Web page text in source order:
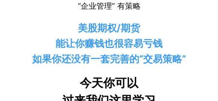
“企业管理” 有策略
美股期权/期货
能让你赚钱也很容易亏钱
如果你还没有一套完善的“交易策略”
今天你可以